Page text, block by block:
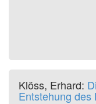
Klöss, Erhard:
Entstehung des